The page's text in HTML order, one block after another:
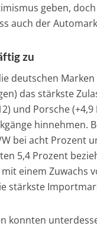
geben,
auch der
zu
deutschen
das stärkste
und Porsche
hinnehmen.
bei acht Prozent
5,4 Prozent
einem Zuwachs
stärkste
konnten